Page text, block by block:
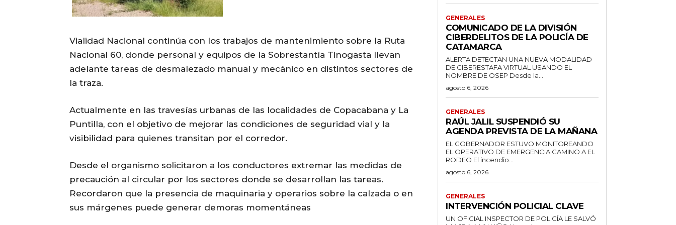
Vialidad Nacional continúa con los trabajos de mantenimiento sobre la Ruta
Nacional 60, donde personal y equipos de la Sobrestantía Tinogasta llevan
adelante tareas de desmalezado manual y mecánico en distintos sectores de
la traza.
Actualmente en las travesías urbanas de las localidades de Copacabana y La
Puntilla, con el objetivo de mejorar las condiciones de seguridad vial y la
visibilidad para quienes transitan por el corredor.
Desde el organismo solicitaron a los conductores extremar las medidas de
precaución al circular por los sectores donde se desarrollan las tareas.
Recordaron que la presencia de maquinaria y operarios sobre la calzada o en
sus márgenes puede generar demoras momentáneas
GENERALES
COMUNICADO DE LA DIVISIÓN
CIBERDELITOS DE LA POLICÍA DE
CATAMARCA
ALERTA DETECTAN UNA NUEVA MODALIDAD
DE CIBERESTAFA VIRTUAL USANDO EL
NOMBRE DE OSEP Desde la...
agosto 6, 2026
GENERALES
RAÚL JALIL SUSPENDIÓ SU
AGENDA PREVISTA DE LA MAÑANA
EL GOBERNADOR ESTUVO MONITOREANDO
EL OPERATIVO DE EMERGENCIA CAMINO A EL
RODEO El incendio...
agosto 6, 2026
GENERALES
INTERVENCIÓN POLICIAL CLAVE
UN OFICIAL INSPECTOR DE POLICÍA LE SALVÓ